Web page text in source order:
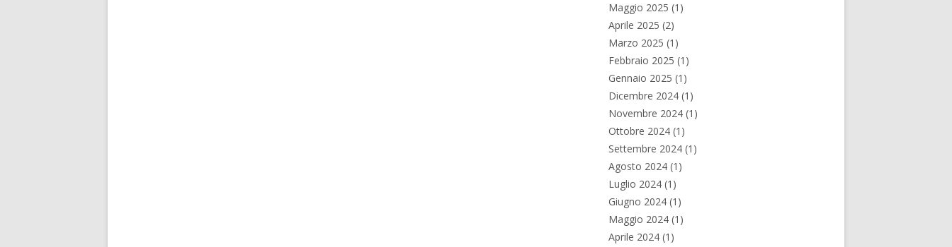
Maggio 2025 (1)
Aprile 2025 (2)
Marzo 2025 (1)
Febbraio 2025 (1)
Gennaio 2025 (1)
Dicembre 2024 (1)
Novembre 2024 (1)
Ottobre 2024 (1)
Settembre 2024 (1)
Agosto 2024 (1)
Luglio 2024 (1)
Giugno 2024 (1)
Maggio 2024 (1)
Aprile 2024 (1)